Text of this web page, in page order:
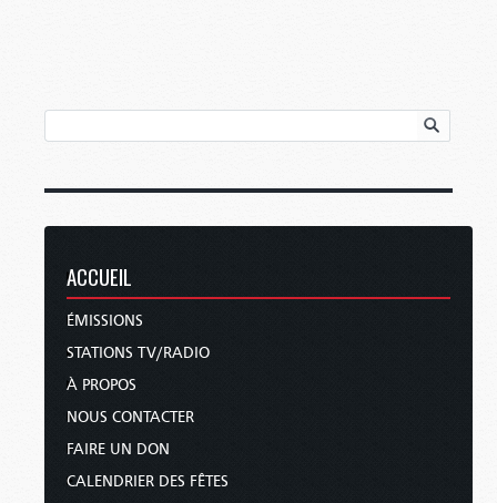
ACCUEIL
ÉMISSIONS
STATIONS TV/RADIO
À PROPOS
NOUS CONTACTER
FAIRE UN DON
CALENDRIER DES FÊTES